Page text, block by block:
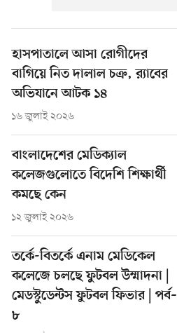
হাসপাতালে আসা রোগীদের
বাগিয়ে নিত দালাল চক্র, র‍্যাবের
অভিযানে আটক ১৪
১৬ জুলাই ২০২৬
বাংলাদেশের মেডিক্যাল
কলেজগুলোতে বিদেশি শিক্ষার্থী
কমছে কেন
১২ জুলাই ২০২৬
তর্কে-বিতর্কে এনাম মেডিকেল
কলেজে চলছে ফুটবল উম্মাদনা |
মেডস্টুডেন্টস ফুটবল ফিভার | পর্ব–
৮